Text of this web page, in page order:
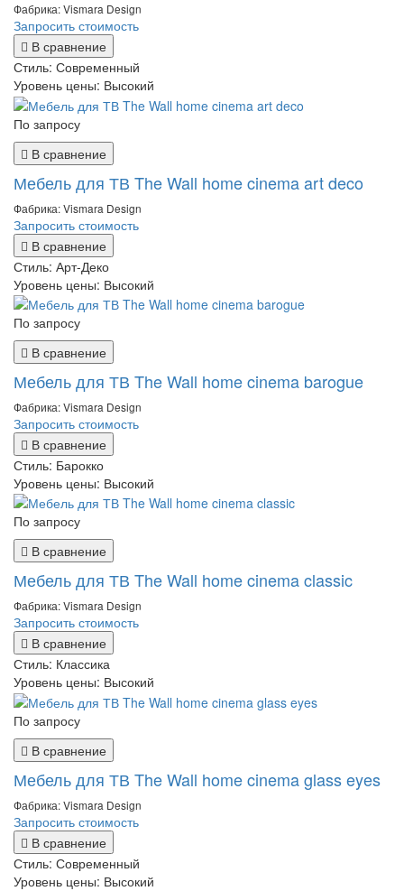
Фабрика: Vismara Design
Запросить стоимость
В сравнение
Стиль: Современный
Уровень цены: Высокий
По запросу
В сравнение
Мебель для ТВ The Wall home cinema art deco
Фабрика: Vismara Design
Запросить стоимость
В сравнение
Стиль: Арт-Деко
Уровень цены: Высокий
По запросу
В сравнение
Мебель для ТВ The Wall home cinema barogue
Фабрика: Vismara Design
Запросить стоимость
В сравнение
Стиль: Барокко
Уровень цены: Высокий
По запросу
В сравнение
Мебель для ТВ The Wall home cinema classic
Фабрика: Vismara Design
Запросить стоимость
В сравнение
Стиль: Классика
Уровень цены: Высокий
По запросу
В сравнение
Мебель для ТВ The Wall home cinema glass eyes
Фабрика: Vismara Design
Запросить стоимость
В сравнение
Стиль: Современный
Уровень цены: Высокий